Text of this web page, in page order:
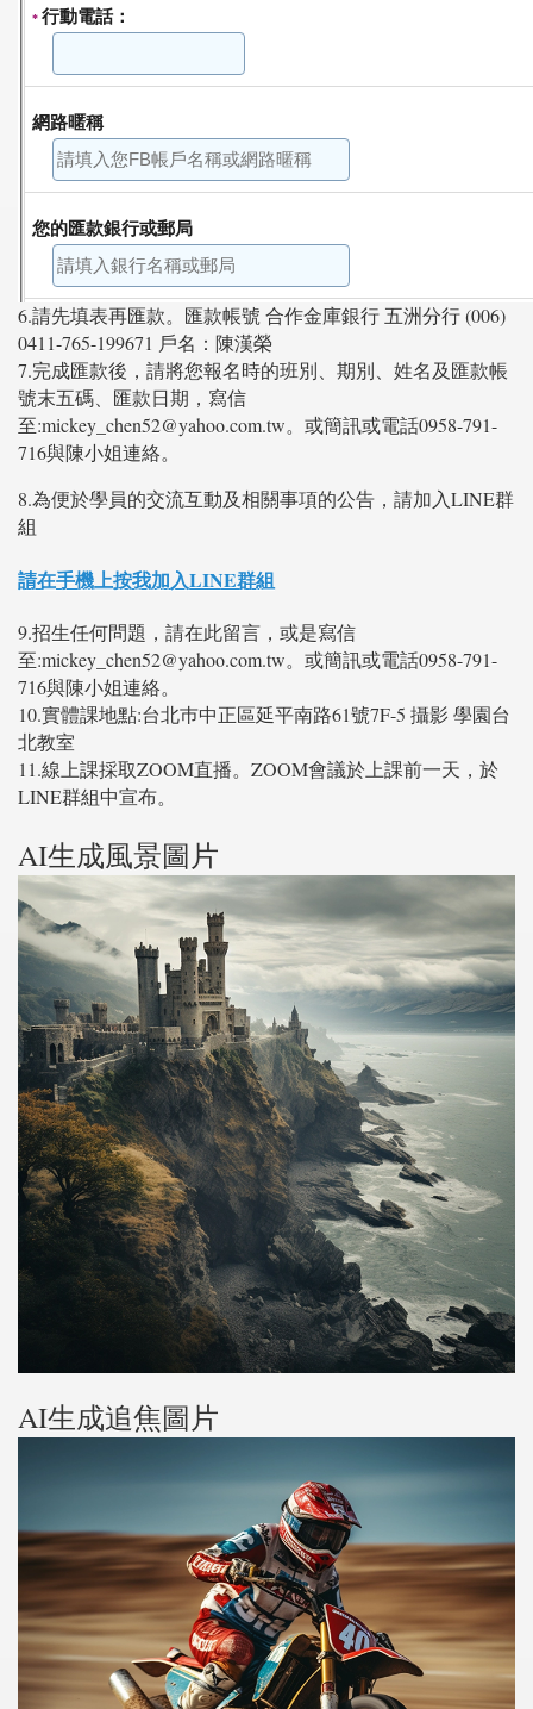
6.請先填表再匯款。 匯款帳號 合作金庫銀行 五洲分行 (006)
0411-765-199671 戶名：陳漢榮
7.完成匯款後，請將您報名時的班別、期別、姓名及匯款帳
號末五碼、匯款日期，寫信
至:mickey_chen52@yahoo.com.tw。或簡訊或電話0958-791-
716與陳小姐連絡。
8.為便於學員的交流互動及相關事項的公告，請加入LINE群
組
請在手機上按我加入LINE群組
9.招生任何問題，請在此留言，或是寫信
至:mickey_chen52@yahoo.com.tw。或簡訊或電話0958-791-
716與陳小姐連絡。
10.實體課地點:台北巿中正區延平南路61號7F-5 攝影 學園台
北教室
11.線上課採取ZOOM直播。ZOOM會議於上課前一天，於
LINE群組中宣布。
AI生成風景圖片
AI生成追焦圖片